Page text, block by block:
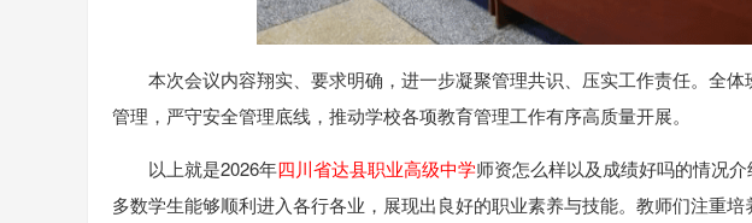
本次会议内容翔实、要求明确，进一步凝聚管理共识、压实工作责任。全
管理，严守安全管理底线，推动学校各项教育管理工作有序高质量开展。
以上就是2026年四川省达县职业高级中学师资怎么样以及成绩好吗的情况
多数学生能够顺利进入各行各业，展现出良好的职业素养与技能。教师们注重